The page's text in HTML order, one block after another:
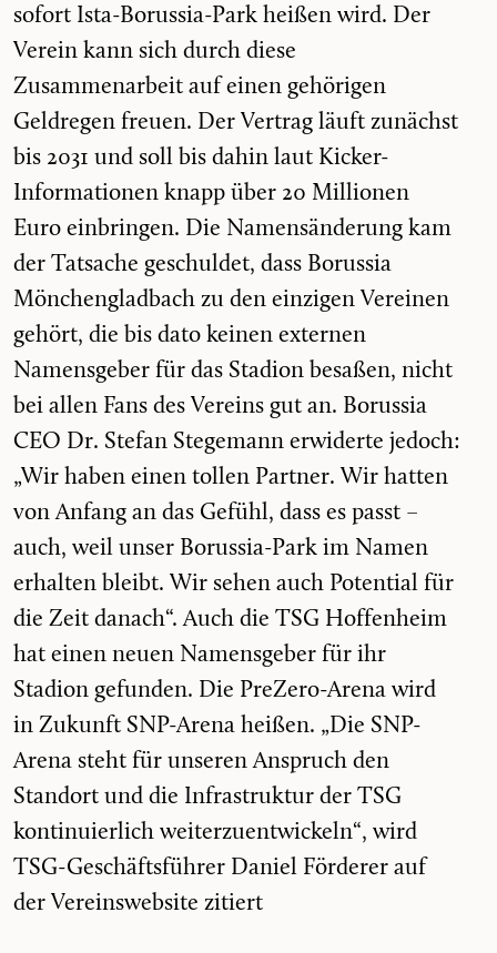
sofort Ista-Borussia-Park heißen wird. Der
Verein kann sich durch diese
Zusammenarbeit auf einen gehörigen
Geldregen freuen. Der Vertrag läuft zunächst
bis 2031 und soll bis dahin laut Kicker-
Informationen knapp über 20 Millionen
Euro einbringen. Die Namensänderung kam
der Tatsache geschuldet, dass Borussia
Mönchengladbach zu den einzigen Vereinen
gehört, die bis dato keinen externen
Namensgeber für das Stadion besaßen, nicht
bei allen Fans des Vereins gut an. Borussia
CEO Dr. Stefan Stegemann erwiderte jedoch:
„Wir haben einen tollen Partner. Wir hatten
von Anfang an das Gefühl, dass es passt –
auch, weil unser Borussia-Park im Namen
erhalten bleibt. Wir sehen auch Potential für
die Zeit danach“. Auch die TSG Hoffenheim
hat einen neuen Namensgeber für ihr
Stadion gefunden. Die PreZero-Arena wird
in Zukunft SNP-Arena heißen. „Die SNP-
Arena steht für unseren Anspruch den
Standort und die Infrastruktur der TSG
kontinuierlich weiterzuentwickeln“, wird
TSG-Geschäftsführer Daniel Förderer auf
der Vereinswebsite zitiert